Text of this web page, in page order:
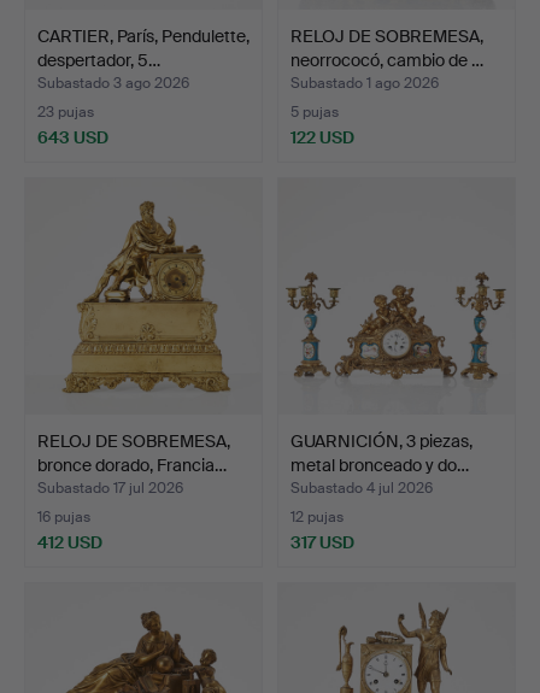
CARTIER, París, Pendulette,
despertador, 5…
Subastado 3 ago 2026
23 pujas
643 USD
RELOJ DE SOBREMESA,
neorrococó, cambio de …
Subastado 1 ago 2026
5 pujas
122 USD
RELOJ DE SOBREMESA,
bronce dorado, Francia…
Subastado 17 jul 2026
16 pujas
412 USD
GUARNICIÓN, 3 piezas,
metal bronceado y do…
Subastado 4 jul 2026
12 pujas
317 USD